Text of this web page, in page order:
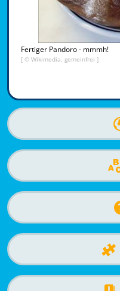
Fertiger Pandoro - mmmh!
[ © Wikimedia, gemeinfrei ]